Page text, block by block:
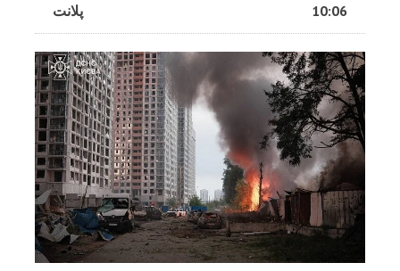
پلانت 10:06